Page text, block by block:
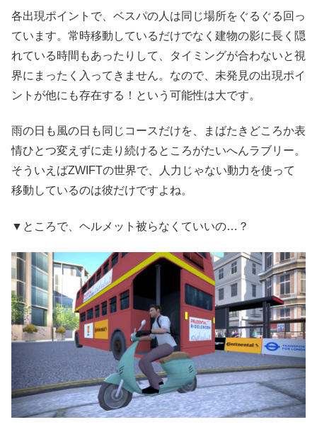
各出現ポイントで、ベスパの人は同じ場所をぐるぐる回っ
ています。常時移動しているだけでなく建物の影に長く隠
れている時間もあったりして、タイミングが合わないと視
界にまったく入ってきません。なので、未発見の出現ポイ
ントが他にも存在する！という可能性は大です。
雨の日も風の日も同じコースだけを、まばたきどころか表
情ひとつ変えずに走り続けるところがたいへんラブリー。
そういえばZWIFTの世界で、人力じゃない動力を使って
移動しているのは彼だけですよね。
▼ところで、ヘルメット被らなくていいの…？